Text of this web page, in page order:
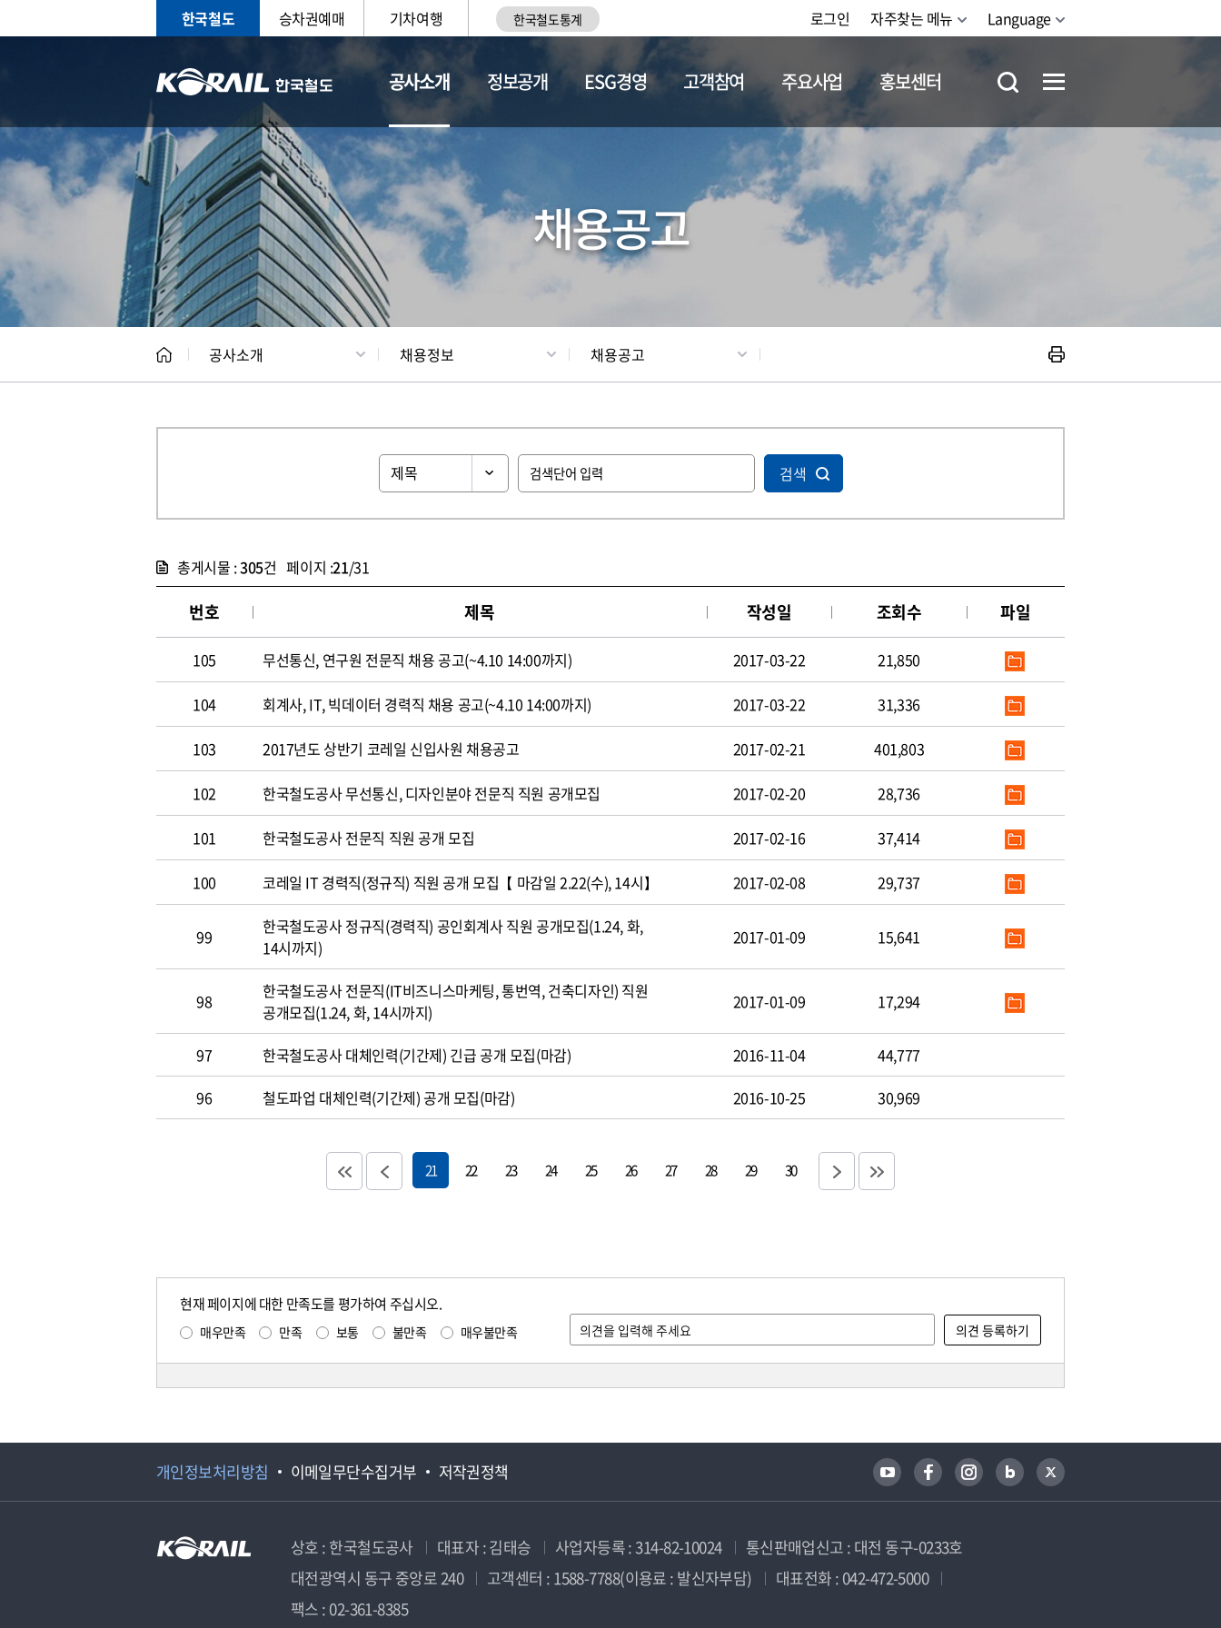
한국철도 승차권예매 기차여행 한국철도통계 로그인 자주찾는 메뉴 Language
공사소개
CEO 일반현황 채용정보
정보공개 ESG경영 고객참여 주요사업 홍보센터
채용공고
공사소개 채용정보 채용공고
검색
총게시물 :305건 페이지 :21/31
번호 제목 작성일 조회수 파일
105 무선통신, 연구원 전문직 채용 공고(~4.10 14:00까지) 2017-03-22 21,850
104 회계사, IT, 빅데이터 경력직 채용 공고(~4.10 14:00까지) 2017-03-22 31,336
103 2017년도 상반기 코레일 신입사원 채용공고 2017-02-21 401,803
102 한국철도공사 무선통신, 디자인분야 전문직 직원 공개모집 2017-02-20 28,736
101 한국철도공사 전문직 직원 공개 모집 2017-02-16 37,414
100 코레일 IT 경력직(정규직) 직원 공개 모집【 마감일 2.22(수), 14시】 2017-02-08 29,737
99
한국철도공사 정규직(경력직) 공인회계사 직원 공개모집(1.24, 화,
14시까지)
2017-01-09 15,641
98
한국철도공사 전문직(IT비즈니스마케팅, 통번역, 건축디자인) 직원
공개모집(1.24, 화, 14시까지)
2017-01-09 17,294
97 한국철도공사 대체인력(기간제) 긴급 공개 모집(마감) 2016-11-04
44,777
96
철도파업 대체인력(기간제) 공개 모집(마감) 2016-10-25 30,969
21 22 23 24 25 26 27 28 29 30
현재 페이지에 대한 만족도를 평가하여 주십시오.
매우만족 만족 보통 불만족 매우불만족
개인정보처리방침 이메일무단수집거부 저작권정책
상호 : 한국철도공사 대표자 : 김태승 사업자등록 : 314-82-10024
통신판매업신고 : 대전 동구-0233호
대전광역시 동구 중앙로 240
고객센터 : 1588-7788(이용료 : 발신자부담)
대표전화 : 042-472-5000
팩스 : 02-361-8385